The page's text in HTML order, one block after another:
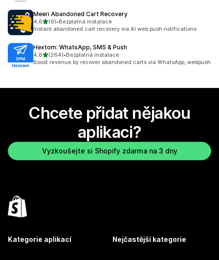
Meeri Abandoned Cart Recovery
4,6z 5 hvězd
(9)
Celkový počet recenzí: 9
•Bezplatná instalace
Instant abandoned cart recovery via AI web push notifications
Hextom: WhatsApp, SMS & Push
4,8z 5 hvězd
(264)
Celkový počet recenzí: 264
•Bezplatná instalace
Boost revenue by recover abandoned carts via WhatsApp, webpush
Chcete přidat nějakou
aplikaci?
Vyzkoušejte si Shopify zdarma na 3 dny
Kategorie aplikací Nejčastější kategorie